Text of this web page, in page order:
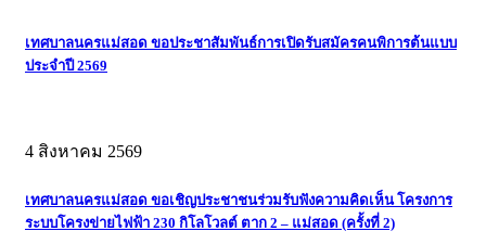
เทศบาลนครแม่สอด ขอประชาสัมพันธ์การเปิดรับสมัครคนพิการต้นแบบ
ประจำปี 2569
4 สิงหาคม 2569
เทศบาลนครแม่สอด ขอเชิญประชาชนร่วมรับฟังความคิดเห็น โครงการ
ระบบโครงข่ายไฟฟ้า 230 กิโลโวลต์ ตาก 2 – แม่สอด (ครั้งที่ 2)